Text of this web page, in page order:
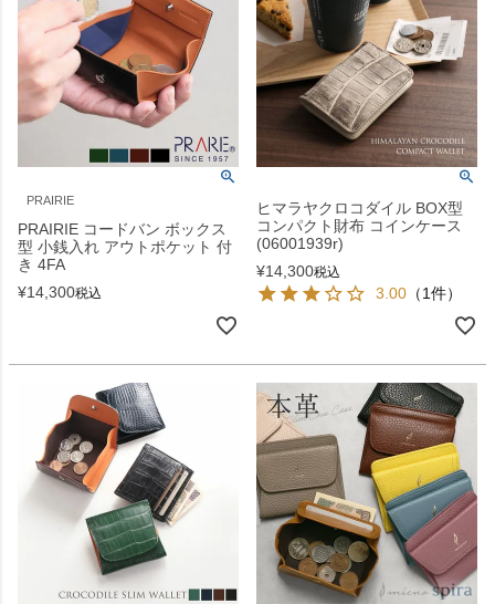
PRAIRIE
PRAIRIE コードバン ボックス
型 小銭入れ アウトポケット 付
き 4FA
¥14,300税込
ヒマラヤクロコダイル BOX型
コンパクト財布 コインケース
(06001939r)
¥14,300税込
3.00 （1件）